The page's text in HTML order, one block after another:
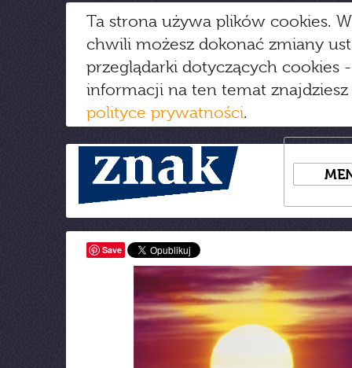
Ta strona używa plików cookies.
chwili możesz dokonać zmiany
przeglądarki dotyczących cookies
informacji na ten temat
polityce prywatności.
Save